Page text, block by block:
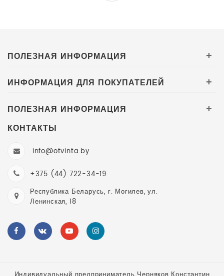
ПОЛЕЗНАЯ ИНФОРМАЦИЯ +
ИНФОРМАЦИЯ ДЛЯ ПОКУПАТЕЛЕЙ +
ПОЛЕЗНАЯ ИНФОРМАЦИЯ +
КОНТАКТЫ
info@otvinta.by
+375 (44) 722-34-19
Республика Беларусь, г. Могилев, ул.
Ленинская, 18